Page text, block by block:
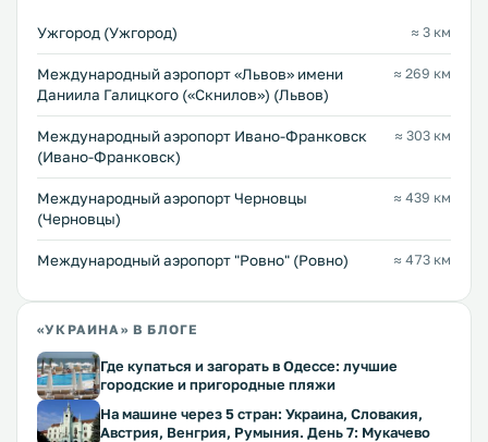
Ужгород (Ужгород) ≈ 3 км
Междунарoдный аэропорт «Львов» имени
Даниила Галицкого («Скнилов») (Львов)
≈ 269 км
Международный аэропорт Ивано-Франковск
(Ивано-Франковск)
≈ 303 км
Международный аэропорт Черновцы
(Черновцы)
≈ 439 км
Междунарoдный аэропорт "Ровно" (Ровно) ≈ 473 км
«УКРАИНА» В БЛОГЕ
Где купаться и загорать в Одессе: лучшие
городские и пригородные пляжи
На машине через 5 стран: Украина, Словакия,
Австрия, Венгрия, Румыния. День 7: Мукачево